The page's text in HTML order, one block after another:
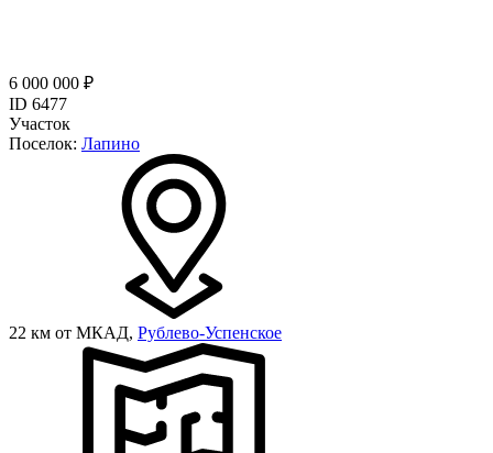
6 000 000 ₽
ID 6477
Участок
Поселок: Лапино
22 км от МКАД, Рублево-Успенское